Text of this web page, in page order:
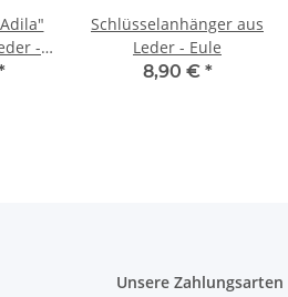
-
Schlüsselanhänger aus
Leder - Eule
8,90 € *
Unsere Zahlungsarten